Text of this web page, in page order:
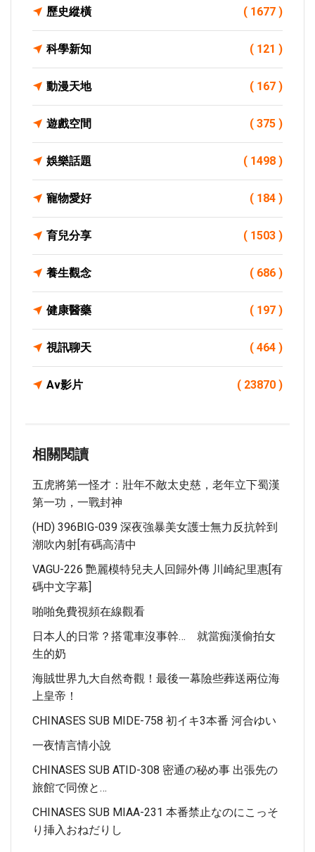
歷史縱橫 ( 1677 )
科學新知 ( 121 )
動漫天地 ( 167 )
遊戲空間 ( 375 )
娛樂話題 ( 1498 )
寵物愛好 ( 184 )
育兒分享 ( 1503 )
養生觀念 ( 686 )
健康醫藥 ( 197 )
視訊聊天 ( 464 )
Av影片 ( 23870 )
相關閱讀
五虎將第一怪才：壯年不敵太史慈，老年立下蜀漢
第一功，一戰封神
(HD) 396BIG-039 深夜強暴美女護士無力反抗幹到
潮吹內射[有碼高清中
VAGU-226 艷麗模特兒夫人回歸外傳 川崎紀里惠[有
碼中文字幕]
啪啪免費視頻在線觀看
日本人的日常？搭電車沒事幹… 就當痴漢偷拍女
生的奶
海賊世界九大自然奇觀！最後一幕險些葬送兩位海
上皇帝！
CHINASES SUB MIDE-758 初イキ3本番 河合ゆい
一夜情言情小說
CHINASES SUB ATID-308 密通の秘め事 出張先の
旅館で同僚と…
CHINASES SUB MIAA-231 本番禁止なのにこっそ
り挿入おねだりし